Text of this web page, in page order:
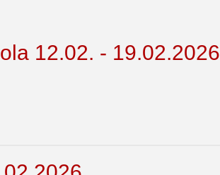
12.02. - 19.02.2026